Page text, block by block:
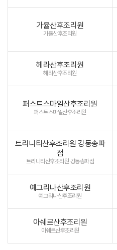
가율산후조리원
가율산후조리원
헤라산후조리원
헤라산후조리원
퍼스트스마일산후조리원
퍼스트스마일산후조리원
트리니티산후조리원 강동송파
점
트리니티산후조리원 강동송파점
예그리나산후조리원
예그리나산후조리원
아쉐르산후조리원
아쉐르산후조리원